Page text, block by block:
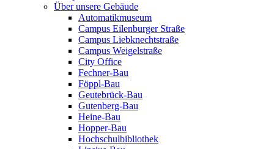
Über unsere Gebäude
Automatikmuseum
Campus Eilenburger Straße
Campus Liebknechtstraße
Campus Weigelstraße
City Office
Fechner-Bau
Föppl-Bau
Geutebrück-Bau
Gutenberg-Bau
Heine-Bau
Hopper-Bau
Hochschulbibliothek